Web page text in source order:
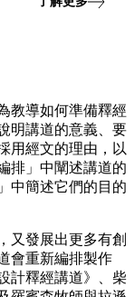
教導如何準備釋經
明講道的意義、要
用經文的理由，以
排」中闡述講道的
中簡述它們的目的
又發展出更多有創
會重新編排製作
計釋經講道》、柴